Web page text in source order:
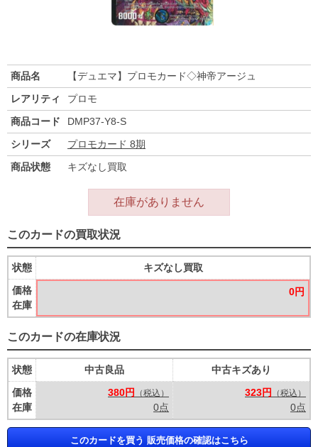
商品名
【デュエマ】プロモカード◇神帝アージュ
レアリティ
プロモ
商品コード
DMP37-Y8-S
シリーズ
プロモカード 8期
商品状態
キズなし買取
在庫がありません
このカードの買取状況
状態
価格
在庫
キズなし買取
0円
このカードの在庫状況
状態
価格
在庫
中古良品
380円
（税込）
0点
中古キズあり
323円
（税込）
0点
このカードを買う 販売価格の確認はこちら